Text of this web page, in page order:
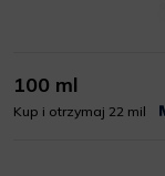
100 ml
Kup i otrzymaj 22 mil